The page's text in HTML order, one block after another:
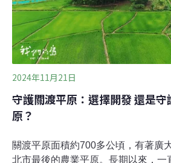
芒，這些部落單位包括：屏東縣泰武
（排灣族）、花蓮縣豐濱鄉靜浦國民
蓮縣瑞穗鄉瑞北國民小學（布農族
國民中學（布農族）、南投縣信義鄉
族）、苗栗縣泰安鄉士林國小（泰雅
2024年11月21日
守護關渡平原：選擇開發 還是
原？
關渡平原面積約700多公頃，有著廣
北市最後的農業平原。長期以來，一